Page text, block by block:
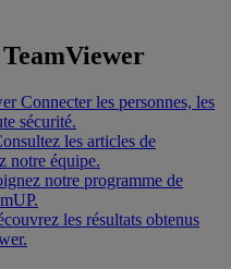
Connecter les personnes, les
sécurité.
les articles de
notre équipe.
notre programme de
les résultats obtenus